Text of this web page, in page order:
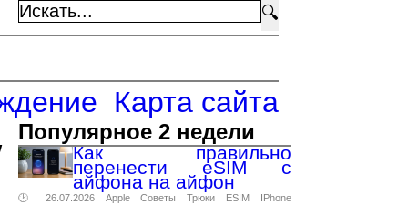
🔍
Карта сайта
Популярное 2 недели
Как правильно
перенести eSIM с
айфона на айфон
🕑 26.07.2026 Apple Советы Трюки ESIM
IPhone